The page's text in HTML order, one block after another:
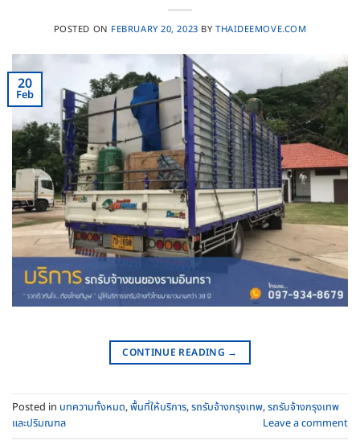
POSTED ON FEBRUARY 20, 2023 BY THAIDEEMOVE.COM
20
Feb
CONTINUE READING →
Posted in บทความทั้งหมด,พื้นที่ให้บริการ,รถรับจ้างกรุงเทพ,รถรับจ้างกรุงเทพ
และปริมณฑล
Leave a comment